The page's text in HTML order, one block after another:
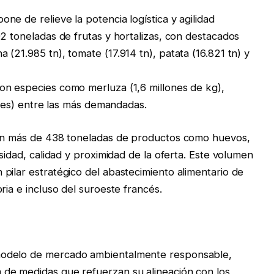
de relieve la potencia logística y agilidad
toneladas de frutas y hortalizas, con destacados
(21.985 tn), tomate (17.914 tn), patata (16.821 tn) y
especies como merluza (1,6 millones de kg),
entre las más demandadas.
más de 438 toneladas de productos como huevos,
calidad y proximidad de la oferta. Este volumen
estratégico del abastecimiento alimentario de
e incluso del suroeste francés.
de mercado ambientalmente responsable,
medidas que refuerzan su alineación con los